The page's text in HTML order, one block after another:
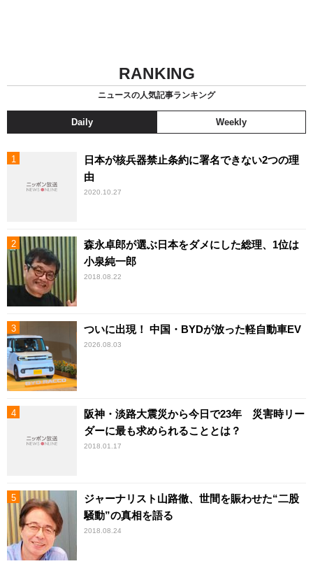
RANKING
ニュースの人気記事ランキング
Daily Weekly
日本が核兵器禁止条約に署名できない2つの理
由
2020.10.27
森永卓郎が選ぶ日本をダメにした総理、1位は
小泉純一郎
2018.08.22
ついに出現！ 中国・BYDが放った軽自動車EV
2026.08.03
阪神・淡路大震災から今日で23年 災害時リー
ダーに最も求められることとは？
2018.01.17
ジャーナリスト山路徹、世間を賑わせた“二股
騒動”の真相を語る
2018.08.24